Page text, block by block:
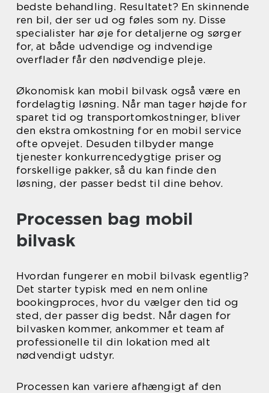
bedste behandling. Resultatet? En skinnende
ren bil, der ser ud og føles som ny. Disse
specialister har øje for detaljerne og sørger
for, at både udvendige og indvendige
overflader får den nødvendige pleje.
Økonomisk kan mobil bilvask også være en
fordelagtig løsning. Når man tager højde for
sparet tid og transportomkostninger, bliver
den ekstra omkostning for en mobil service
ofte opvejet. Desuden tilbyder mange
tjenester konkurrencedygtige priser og
forskellige pakker, så du kan finde den
løsning, der passer bedst til dine behov.
Processen bag mobil
bilvask
Hvordan fungerer en mobil bilvask egentlig?
Det starter typisk med en nem online
bookingproces, hvor du vælger den tid og
sted, der passer dig bedst. Når dagen for
bilvasken kommer, ankommer et team af
professionelle til din lokation med alt
nødvendigt udstyr.
Processen kan variere afhængigt af den